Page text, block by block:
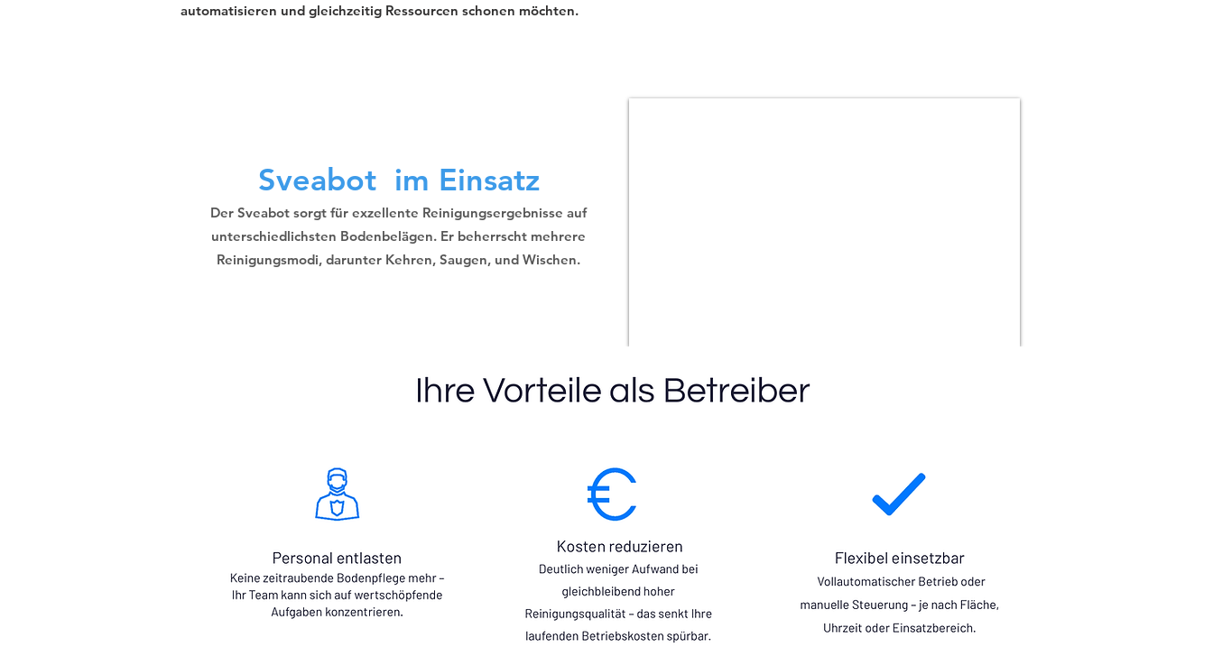
automatisieren und gleichzeitig Ressourcen schonen möchten.
Sveabot im Einsatz
Der Sveabot sorgt für exzellente Reinigungsergebnisse auf
unterschiedlichsten Bodenbelägen. Er beherrscht mehrere
Reinigungsmodi, darunter Kehren, Saugen, und Wischen.